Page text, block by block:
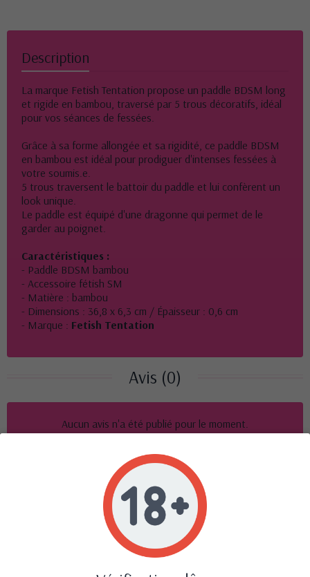
Description
La marque Fetish Tentation propose un paddle BDSM long
et rigide en bambou, traversé par 5 trous décoratifs, idéal
pour vos séances de fessées.
Grâce à sa forme allongée et sa rigidité, ce paddle BDSM
en bambou est idéal pour prodiguer d'intenses fessées à
votre soumis.e.
5 trous traversent le battoir du paddle et lui confèrent un
look unique.
Le paddle est équipé d'une dragonne qui permet de le
garder au poignet.
Caractéristiques :
- Paddle BDSM bambou
- Accessoire fétish SM
- Matière : bambou
- Dimensions : 36,8 x 6,3 cm / Épaisseur : 0,6 cm
- Marque : Fetish Tentation
Avis (0)
Aucun avis n'a été publié pour le moment.